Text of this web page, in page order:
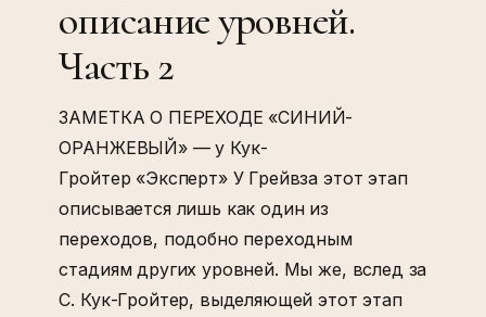
Частьописание уровней.
Часть 2
ЗАМЕТКА О ПЕРЕХОДЕ «СИНИЙ-
ОРАНЖЕВЫЙ» — у Кук-
Гройтер «Эксперт» У Грейвза этот этап
описывается лишь как один из
переходов, подобно переходным
стадиям других уровней. Мы же, вслед за
С. Кук-Гройтер, выделяющей этот этап